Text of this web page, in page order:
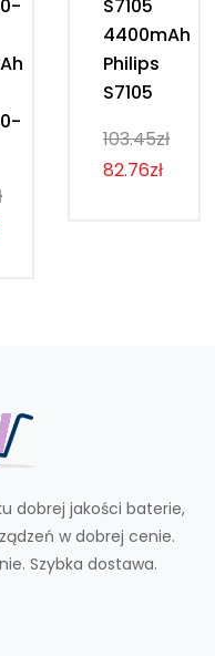
S7105
4400mAh
Philips
S7105
103.45zł
82.76zł
dobrej jakości baterie,
w dobrej cenie.
Szybka dostawa.